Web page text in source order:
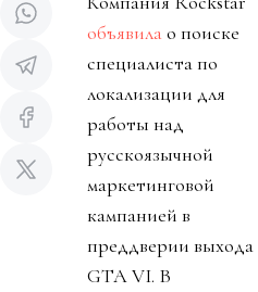
объявилао поиске
специалиста по
локализации для
работы над
русскоязычной
маркетинговой
кампанией в
преддверии выхода
GTA VI. В